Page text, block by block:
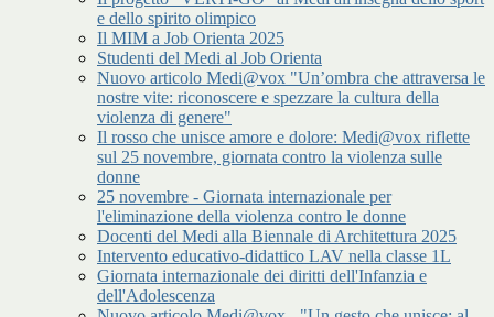
e dello spirito olimpico
Il MIM a Job Orienta 2025
Studenti del Medi al Job Orienta
Nuovo articolo Medi@vox "Un’ombra che attraversa le
nostre vite: riconoscere e spezzare la cultura della
violenza di genere"
Il rosso che unisce amore e dolore: Medi@vox riflette
sul 25 novembre, giornata contro la violenza sulle
donne
25 novembre - Giornata internazionale per
l'eliminazione della violenza contro le donne
Docenti del Medi alla Biennale di Architettura 2025
Intervento educativo-didattico LAV nella classe 1L
Giornata internazionale dei diritti dell'Infanzia e
dell'Adolescenza